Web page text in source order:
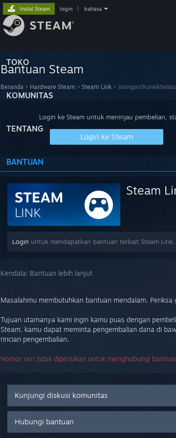
TOKO
KOMUNITAS
TENTANG
BANTUAN
Instal Steam login bahasa
Bantuan Steam
Beranda > Hardware Steam > Steam Link > Jaringan/Konektivitas
Login ke Steam untuk meninjau pembelian,
Login ke Steam
Steam
Login untuk mendapatkan bantuan terkait Steam Link.
Kendala: Bantuan lebih lanjut
Masalahmu membutuhkan bantuan mendalam.
Tujuan utamanya kami ingin kamu puas dengan
Steam, kamu dapat meminta pengembalian dana di
rincian pengembalian.
Nomor seri tidak diperlukan untuk menghubungi
Kunjungi diskusi komunitas
Hubungi bantuan